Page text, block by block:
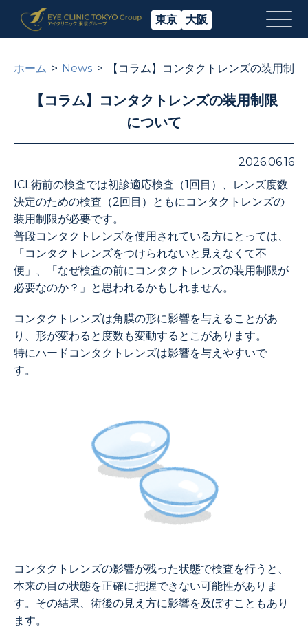
東京 大阪
ホーム News 【コラム】コンタクトレンズの装用制
【コラム】コンタクトレンズの装用制限
について
2026.06.16
ICL術前の検査では初診適応検査（1回目）、レンズ度数
決定のための検査（2回目）ともにコンタクトレンズの
装用制限が必要です。
普段コンタクトレンズを使用されている方にとっては、
「コンタクトレンズをつけられないと見えなくて不
便」、「なぜ検査の前にコンタクトレンズの装用制限が
必要なのか？」と思われるかもしれません。
コンタクトレンズは角膜の形に影響を与えることがあ
り、形が変わると度数も変動するとこがあります。
特にハードコンタクトレンズは影響を与えやすいで
す。
コンタクトレンズの影響が残った状態で検査を行うと、
本来の目の状態を正確に把握できない可能性がありま
す。その結果、術後の見え方に影響を及ぼすこともあり
ます。